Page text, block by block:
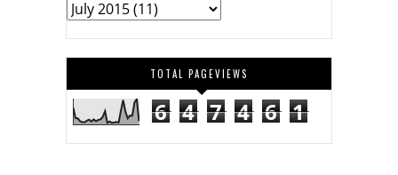
TOTAL PAGEVIEWS
6 4 7 4 6 1